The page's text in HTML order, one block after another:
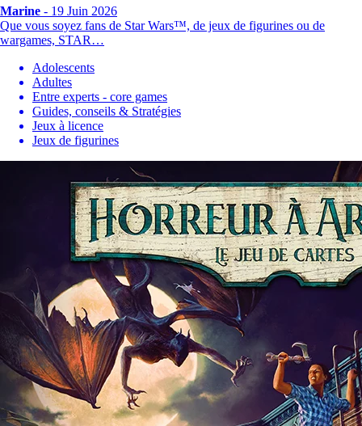
Marine - 19 Juin 2026
Que vous soyez fans de Star Wars™, de jeux de figurines ou de
wargames, STAR…
Adolescents
Adultes
Entre experts - core games
Guides, conseils & Stratégies
Jeux à licence
Jeux de figurines